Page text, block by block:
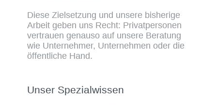
Diese Zielsetzung und unsere bisherige
Arbeit geben uns Recht: Privatpersonen
vertrauen genauso auf unsere Beratung
wie Unternehmer, Unternehmen oder die
öffentliche Hand.
Unser Spezialwissen